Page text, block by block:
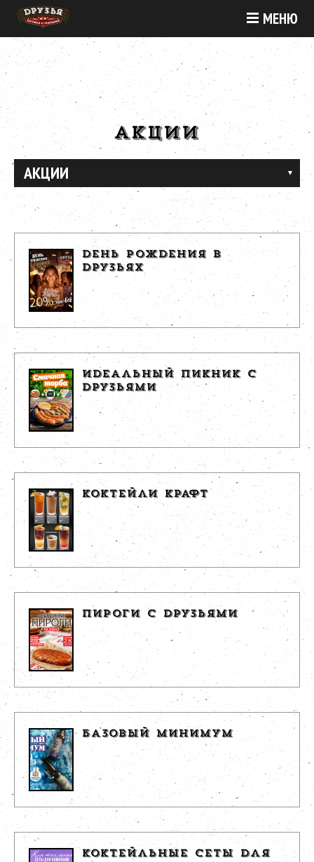
МЕНЮ
АКЦИИ
АКЦИИ
ДЕНЬ РОЖДЕНИЯ В
ДРУЗЬЯХ
ИДЕАЛЬНЫЙ ПИКНИК С
ДРУЗЬЯМИ
КОКТЕЙЛИ КРАФТ
ПИРОГИ С ДРУЗЬЯМИ
БАЗОВЫЙ МИНИМУМ
КОКТЕЙЛЬНЫЕ СЕТЫ ДЛЯ